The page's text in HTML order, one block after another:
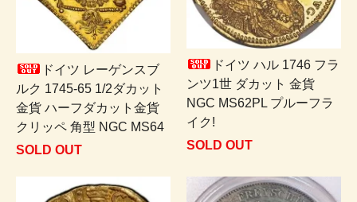
ドイツ レーゲンスブ
ルク 1745-65 1/2ダカット
金貨 ハーフダカット金貨
クリッペ 角型 NGC MS64
SOLD OUT
ドイツ ハル 1746 フラ
ンツ1世 ダカット 金貨
NGC MS62PL プルーフラ
イク!
SOLD OUT